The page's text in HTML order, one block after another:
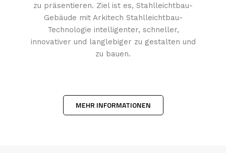
zu präsentieren. Ziel ist es, Stahlleichtbau-
Gebäude mit Arkitech Stahlleichtbau-
Technologie intelligenter, schneller,
innovativer und langlebiger zu gestalten und
zu bauen.
MEHR INFORMATIONEN